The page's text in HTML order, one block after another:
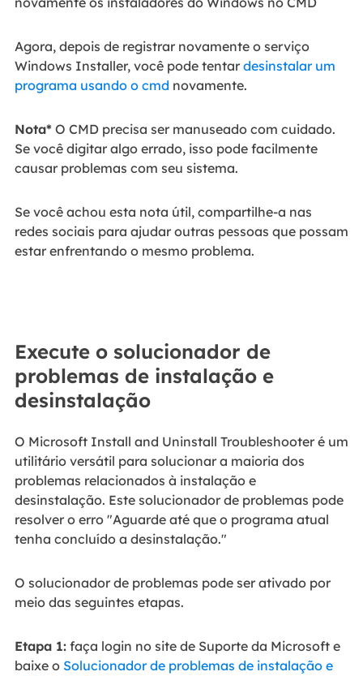
Agora, depois de registrar novamente o serviço
Windows Installer, você pode tentar desinstalar um
programa usando o cmd novamente.
Nota*O CMD precisa ser manuseado com cuidado.
Se você digitar algo errado, isso pode facilmente
causar problemas com seu sistema.
Se você achou esta nota útil, compartilhe-a nas
redes sociais para ajudar outras pessoas que possam
estar enfrentando o mesmo problema.
Execute o solucionador de
problemas de instalação e
desinstalação
O Microsoft Install and Uninstall Troubleshooter é um
utilitário versátil para solucionar a maioria dos
problemas relacionados à instalação e
desinstalação. Este solucionador de problemas pode
resolver o erro "Aguarde até que o programa atual
tenha concluído a desinstalação."
O solucionador de problemas pode ser ativado por
meio das seguintes etapas.
Etapa 1:faça login no site de Suporte da Microsoft e
baixe o Solucionador de problemas de instalação e